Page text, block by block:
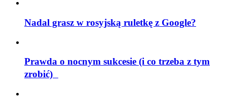
Nadal grasz w rosyjską ruletkę z Google?
Prawda o nocnym sukcesie (i co trzeba z tym
zrobić)